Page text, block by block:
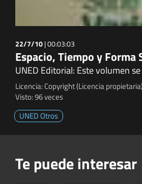
22/7/10|00:03:03
Espacio, Tiempo y
UNED Editorial: Este volumen
Licencia: Copyright (Licencia
Visto: 96 veces
UNED Otros
Te puede interesar